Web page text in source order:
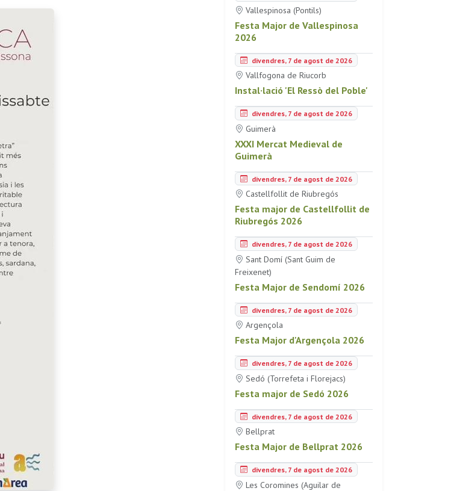
Vallespinosa (Pontils)
Festa Major de Vallespinosa
2026
divendres, 7 de agost de 2026
Vallfogona de Riucorb
Instal·lació 'El Ressò del Poble'
divendres, 7 de agost de 2026
Guimerà
XXXI Mercat Medieval de
Guimerà
divendres, 7 de agost de 2026
Castellfollit de Riubregós
Festa major de Castellfollit de
Riubregós 2026
divendres, 7 de agost de 2026
Sant Domí (Sant Guim de
Freixenet)
Festa Major de Sendomí 2026
divendres, 7 de agost de 2026
Argençola
Festa Major d'Argençola 2026
divendres, 7 de agost de 2026
Sedó (Torrefeta i Florejacs)
Festa major de Sedó 2026
divendres, 7 de agost de 2026
Bellprat
Festa Major de Bellprat 2026
divendres, 7 de agost de 2026
Les Coromines (Aguilar de